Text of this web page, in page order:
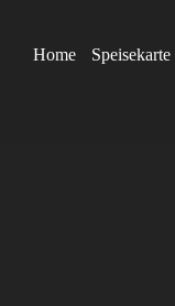
Home Speisekarte